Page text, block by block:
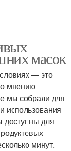
масок
— это
мнению
мы собрали для
использования
доступны для
минут.